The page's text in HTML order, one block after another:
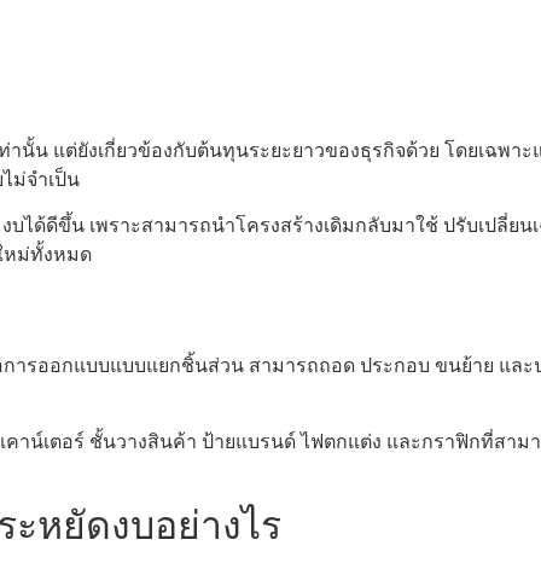
ท่านั้น แต่ยังเกี่ยวข้องกับต้นทุนระยะยาวของธุรกิจด้วย โดยเฉ
ม่จำเป็น
ได้ดีขึ้น เพราะสามารถนำโครงสร้างเดิมกลับมาใช้ ปรับเปลี่ย
หม่ทั้งหมด
ารออกแบบแบบแยกชิ้นส่วน สามารถถอด ประกอบ ขนย้าย แล
น์เตอร์ ชั้นวางสินค้า ป้ายแบรนด์ ไฟตกแต่ง และกราฟิกที่สาม
หยัดงบอย่างไร